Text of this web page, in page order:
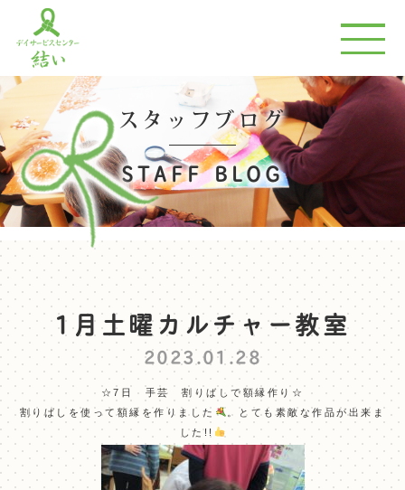
スタッフブログ
STAFF BLOG
1月土曜カルチャー教室
2023.01.28
☆7日 手芸 割りばしで額縁作り☆
割りばしを使って額縁を作りました
。とても素敵な作品が出来ま
した!!